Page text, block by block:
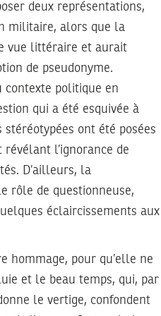
deux représentations,
militaire, alors que la
vue littéraire et aurait
de pseudonyme.
contexte politique en
qui a été esquivée à
stéréotypées ont été posées
l’ignorance de
D’ailleurs, la
rôle de questionneuse,
éclaircissements aux
pour qu’elle ne
et le beau temps, qui, par
le vertige, confondent